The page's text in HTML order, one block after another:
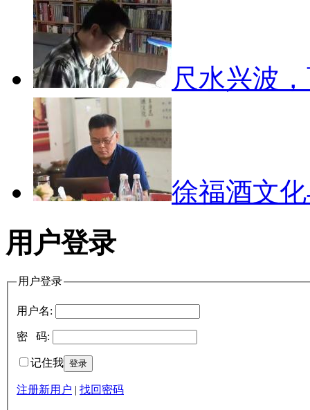
尺水兴波
徐福酒文
用户登录
用户登录
用户名:
密 码:
记住我
注册新用户 | 找回密码